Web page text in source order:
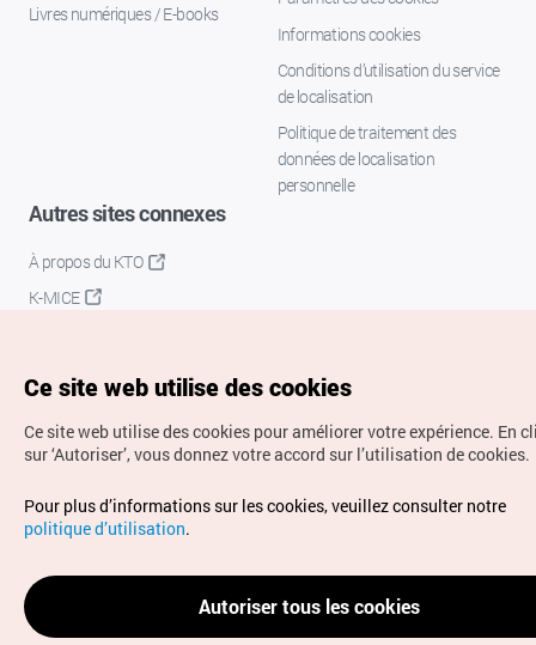
Livres numériques / E-books
Informations cookies
Conditions d’utilisation du service
de localisation
Politique de traitement des
données de localisation
personnelle
Autres sites connexes
À propos du KTO
K-MICE
Droits d’auteur (c) Office National du Tourisme en Corée.
Tous droits réservés.
Pour les rapports d'erreurs et demandes de renseignements,
adressez vos demandes à
info.ontc@gmail.com
Ce site web utilise des cookies
Ce site web utilise des cookies pour améliorer votre expérience. En
sur ‘Autoriser’, vous donnez votre accord sur l’utilisation de cookies.
Pour plus d’informations sur les cookies, veuillez consulter notre
politique d’utilisation.
Autoriser tous les cookies